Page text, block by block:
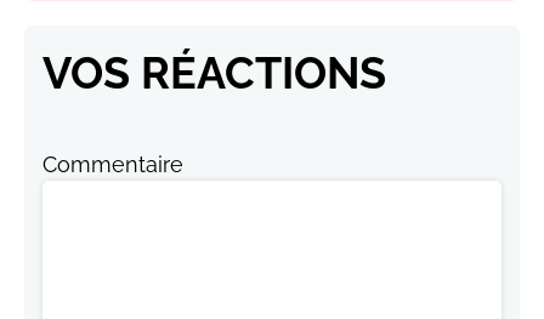
VOS RÉACTIONS
Commentaire